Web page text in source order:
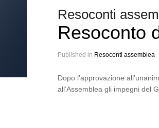
Resoconti
Resoconto
Published in Resoconti assemblea
Dopo l’approvazione
all’Assemblea gli impegni del